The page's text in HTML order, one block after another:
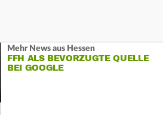
Mehr News aus Hessen
FFH ALS BEVORZUGTE QUELLE
BEI GOOGLE